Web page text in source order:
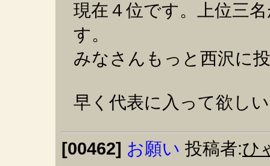
現在４位です。上位三
す。
みなさんもっと西沢に
早く代表に入って欲し
[00462] お願い 投稿者:ひ